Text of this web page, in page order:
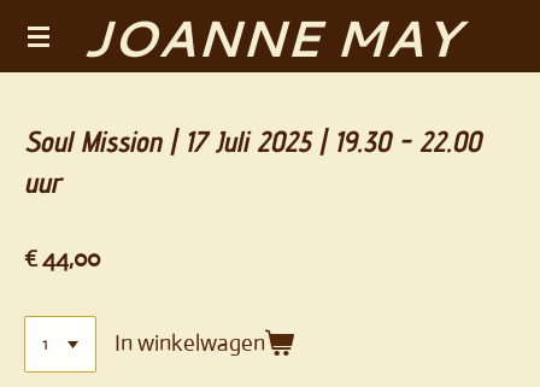
Ga
hoofdinhoud
JOANNE MAY
Soul Mission | 17 Juli 2025 | 19.30 - 22.00
uur
€ 44,00
In winkelwagen